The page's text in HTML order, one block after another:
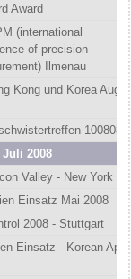
Award
(international
of precision
Ilmenau
Kong und Korea August
100808
Juli 2008
Valley - New York
Einsatz Mai 2008
2008 - Stuttgart
Einsatz - Korean April